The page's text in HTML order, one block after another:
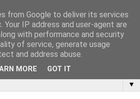
| e-ker blog
tanácsadás és blog -
érdeklődőknek és profiknak
▼
from Google to deliver its services
Your IP address and user-agent are
with performance and security
of service, generate usage
and address abuse.
MORE GOT IT